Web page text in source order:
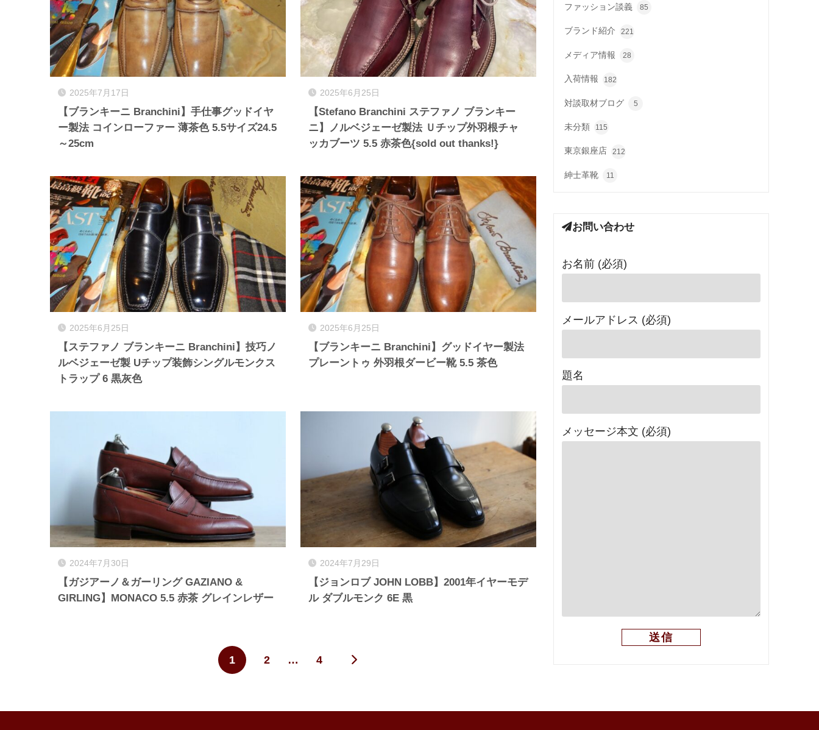
2025年7月17日
【ブランキーニ Branchini】手仕事グッドイヤ
ー製法 コインローファー 薄茶色 5.5サイズ24.5
～25cm
2025年6月25日
【Stefano Branchini ステファノ ブランキー
ニ】ノルベジェーゼ製法 Ｕチップ外羽根チャ
ッカブーツ 5.5 赤茶色{sold out thanks!}
2025年6月25日
【ステファノ ブランキーニ Branchini】技巧ノ
ルベジェーゼ製 Uチップ装飾シングルモンクス
トラップ 6 黒灰色
2025年6月25日
【ブランキーニ Branchini】グッドイヤー製法
プレーントゥ 外羽根ダービー靴 5.5 茶色
2024年7月30日
【ガジアーノ＆ガーリング GAZIANO &
GIRLING】MONACO 5.5 赤茶 グレインレザー
2024年7月29日
【ジョンロブ JOHN LOBB】2001年イヤーモデ
ル ダブルモンク 6E 黒
1 2 … 4
ファッション談義 85
ブランド紹介 221
メディア情報 28
入荷情報 182
対談取材ブログ 5
未分類 115
東京銀座店 212
紳士革靴 11
お問い合わせ
お名前 (必須)
メールアドレス (必須)
題名
メッセージ本文 (必須)